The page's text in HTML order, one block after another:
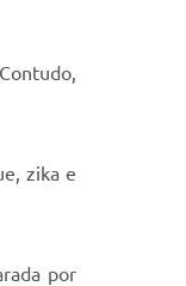
zika e
por